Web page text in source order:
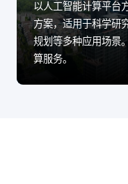
以人工智能计算平台
方案，适用于科学研
规划等多种应用场景
算服务。